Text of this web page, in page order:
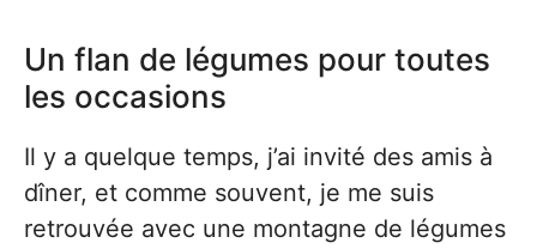
Un flan de légumes pour toutes
les occasions
Il y a quelque temps, j’ai invité des amis à
dîner, et comme souvent, je me suis
retrouvée avec une montagne de légumes